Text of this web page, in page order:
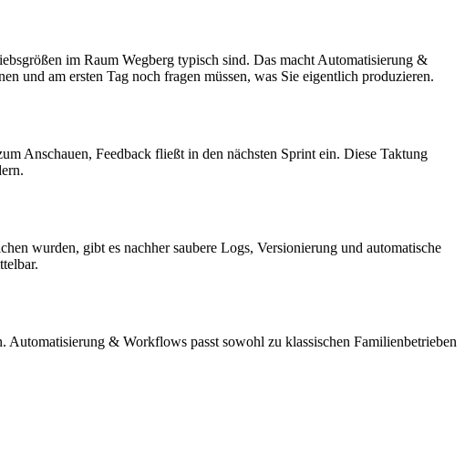
im Raum Wegberg typisch sind. Das macht Automatisierung &
und am ersten Tag noch fragen müssen, was Sie eigentlich produzieren.
Anschauen, Feedback fließt in den nächsten Sprint ein. Diese Taktung
wurden, gibt es nachher saubere Logs, Versionierung und automatische
& Workflows passt sowohl zu klassischen Familienbetrieben